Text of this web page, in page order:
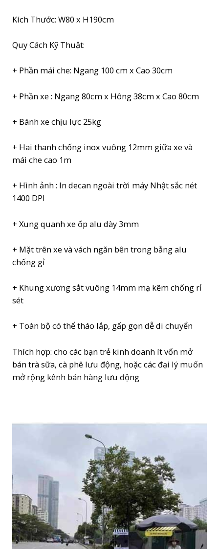
Kích Thước: W80 x H190cm
Quy Cách Kỹ Thuật:
+ Phần mái che: Ngang 100 cm x Cao 30cm
+ Phần xe : Ngang 80cm x Hông 38cm x Cao 80cm
+ Bánh xe chịu lực 25kg
+ Hai thanh chống inox vuông 12mm giữa xe và
mái che cao 1m
+ Hình ảnh : In decan ngoài trời máy Nhật sắc nét
1400 DPI
+ Xung quanh xe ốp alu dày 3mm
+ Mặt trên xe và vách ngăn bên trong bằng alu
chống gỉ
+ Khung xương sắt vuông 14mm mạ kẽm chống rỉ
sét
+ Toàn bộ có thể tháo lắp, gấp gọn dễ di chuyển
Thích hợp: cho các bạn trẻ kinh doanh ít vốn mở
bán trà sữa, cà phê lưu động, hoặc các đại lý muốn
mở rộng kênh bán hàng lưu động